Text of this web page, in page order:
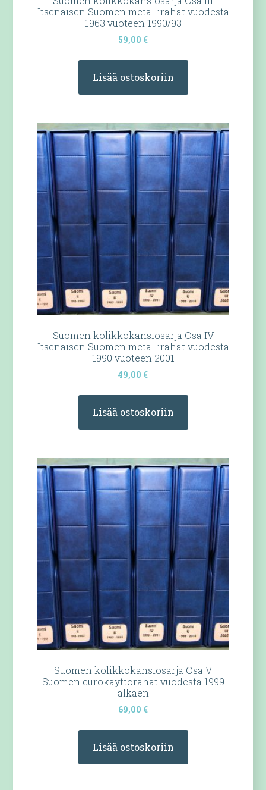
Itsenäisen Suomen metallirahat vuodesta
1963 vuoteen 1990/93
59,00 €
Lisää ostoskoriin
Suomen kolikkokansiosarja Osa IV
Itsenäisen Suomen metallirahat vuodesta
1990 vuoteen 2001
49,00 €
Lisää ostoskoriin
Suomen kolikkokansiosarja Osa V
Suomen eurokäyttörahat vuodesta 1999
alkaen
69,00 €
Lisää ostoskoriin